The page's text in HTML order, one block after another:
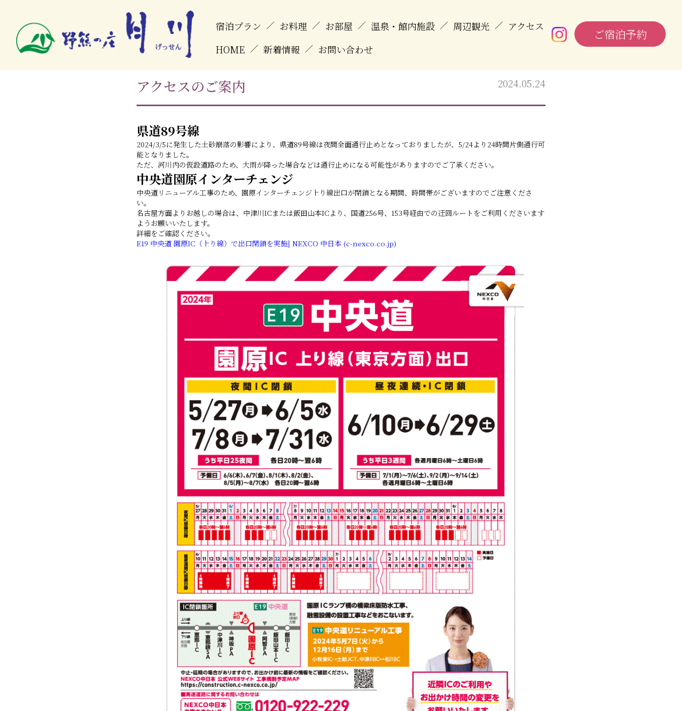
宿泊プラン ／ お料理 ／ お部屋 ／ 温泉・館内施設 ／ 周辺観光 ／ アクセス
HOME ／ 新着情報 ／ お問い合わせ
ご宿泊予約
アクセスのご案内 2024.05.24
県道89号線
2024/3/5に発生した土砂崩落の影響により、県道89号線は夜間全面通行止めとなっておりましたが、5/24より24時間片側通行可
能となりました。
ただ、河川内の仮設道路のため、大雨が降った場合などは通行止めになる可能性がありますのでご了承ください。
中央道園原インターチェンジ
中央道リニューアル工事のため、園原インターチェンジ上り線出口が閉鎖となる期間、時間帯がございますのでご注意くださ
い。
名古屋方面よりお越しの場合は、中津川ICまたは飯田山本ICより、国道256号、153号経由での迂回ルートをご利用くださいます
ようお願いいたします。
詳細をご確認ください。
E19 中央道 園原IC（上り線）で出口閉鎖を実施| NEXCO 中日本 (c-nexco.co.jp)